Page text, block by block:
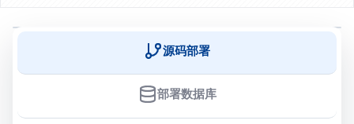
源码部署
部署数据库